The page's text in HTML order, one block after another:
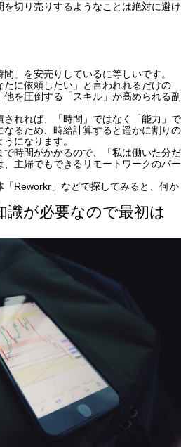
を切り売りするようなことは絶対に避け
間」を安売りしているに等しいです。
に依頼したい」と言われれるだけの
他を圧倒する「スキル」が高められる副
されれば、「時間」ではなく「能力」で
るため、時給計算すると遥かに割りの
になります。
時間がかかるので、
「私は働いた分だ
、主婦でもできるリモートワークのパー
「Reworkr 」などで探してみると、何か
識が必要なので最初は